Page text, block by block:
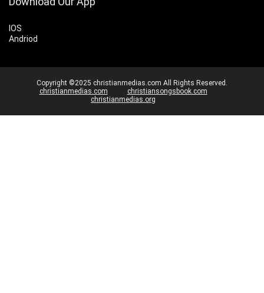
IOS
Andriod
Copyright ©2025 christianmedias.com All Rights Reserved.
christianmedias.com
christiansongsbook.com
christianmedias.org